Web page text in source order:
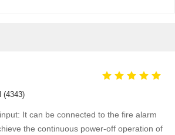
(4343)
It can be connected to the fire alarm
the continuous power-off operation of